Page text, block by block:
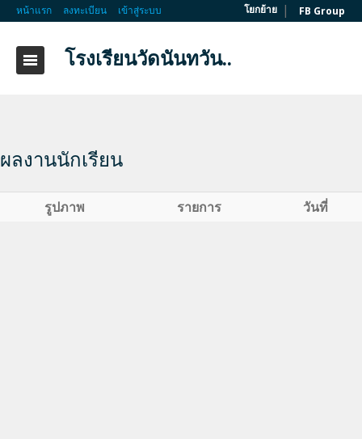
หน้าแรก ลงทะเบียน เข้าสู่ระบบ โยกย้าย | FB Group
โรงเรียนวัดนันทวัน..
ผลงานนักเรียน
รูปภาพ รายการ วันที่